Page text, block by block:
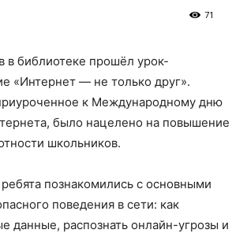
71
в библиотеке прошёл урок-
«Интернет — не только друг».
к Международному дню
было нацелено на повышение
школьников.
познакомились с основными
поведения в сети: как
данные, распознать онлайн-угрозы и